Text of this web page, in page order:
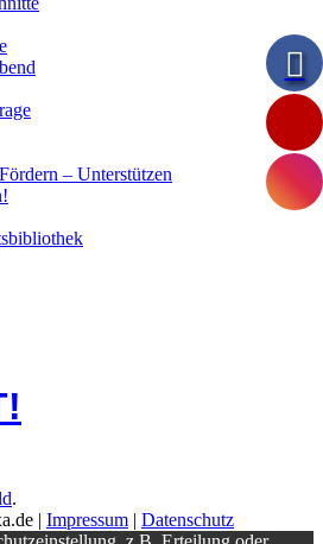
– Unterstützen
.
| Impressum | Datenschutz